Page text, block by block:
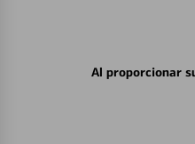
Al proporcionar